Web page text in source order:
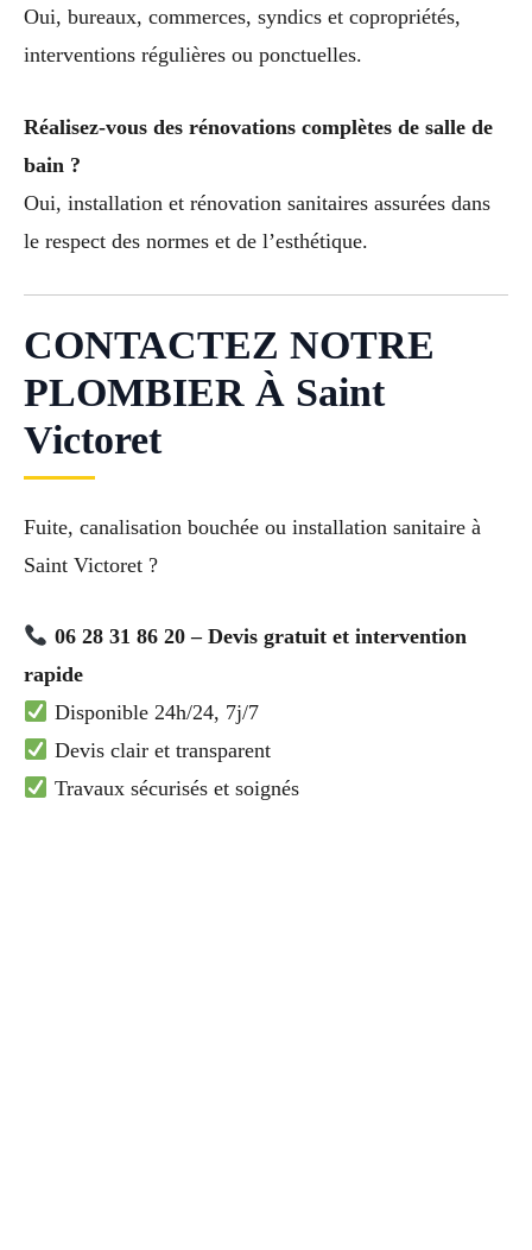
Oui, bureaux, commerces, syndics et copropriétés,
interventions régulières ou ponctuelles.
Réalisez-vous des rénovations complètes de salle de
bain ?
Oui, installation et rénovation sanitaires assurées dans
le respect des normes et de l’esthétique.
CONTACTEZ NOTRE
PLOMBIER À Saint
Victoret
Fuite, canalisation bouchée ou installation sanitaire à
Saint Victoret ?
06 28 31 86 20 – Devis gratuit et intervention
rapide
Disponible 24h/24, 7j/7
Devis clair et transparent
Travaux sécurisés et soignés